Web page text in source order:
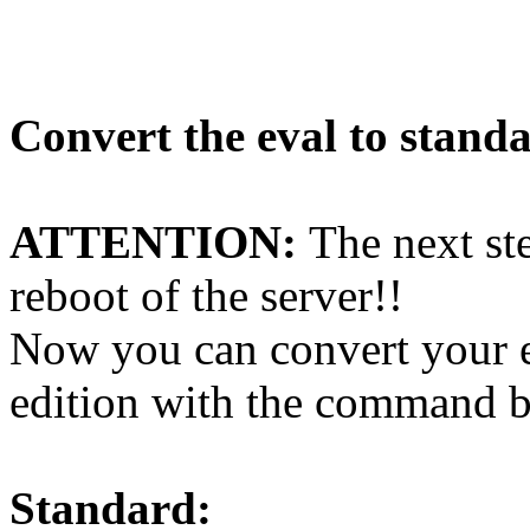
Convert the eval to
ATTENTION: The next
reboot of the server!!
Now you can convert your
edition with the command
Standard: